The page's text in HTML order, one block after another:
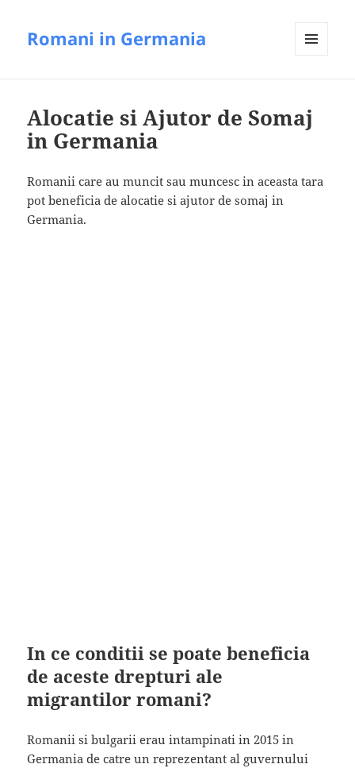
Romani in Germania
Alocatie si Ajutor de Somaj
in Germania
Romanii care au muncit sau muncesc in aceasta tara
pot beneficia de alocatie si ajutor de somaj in
Germania.
In ce conditii se poate beneficia
de aceste drepturi ale
migrantilor romani?
Romanii si bulgarii erau intampinati in 2015 in
Germania de catre un reprezentant al guvernului